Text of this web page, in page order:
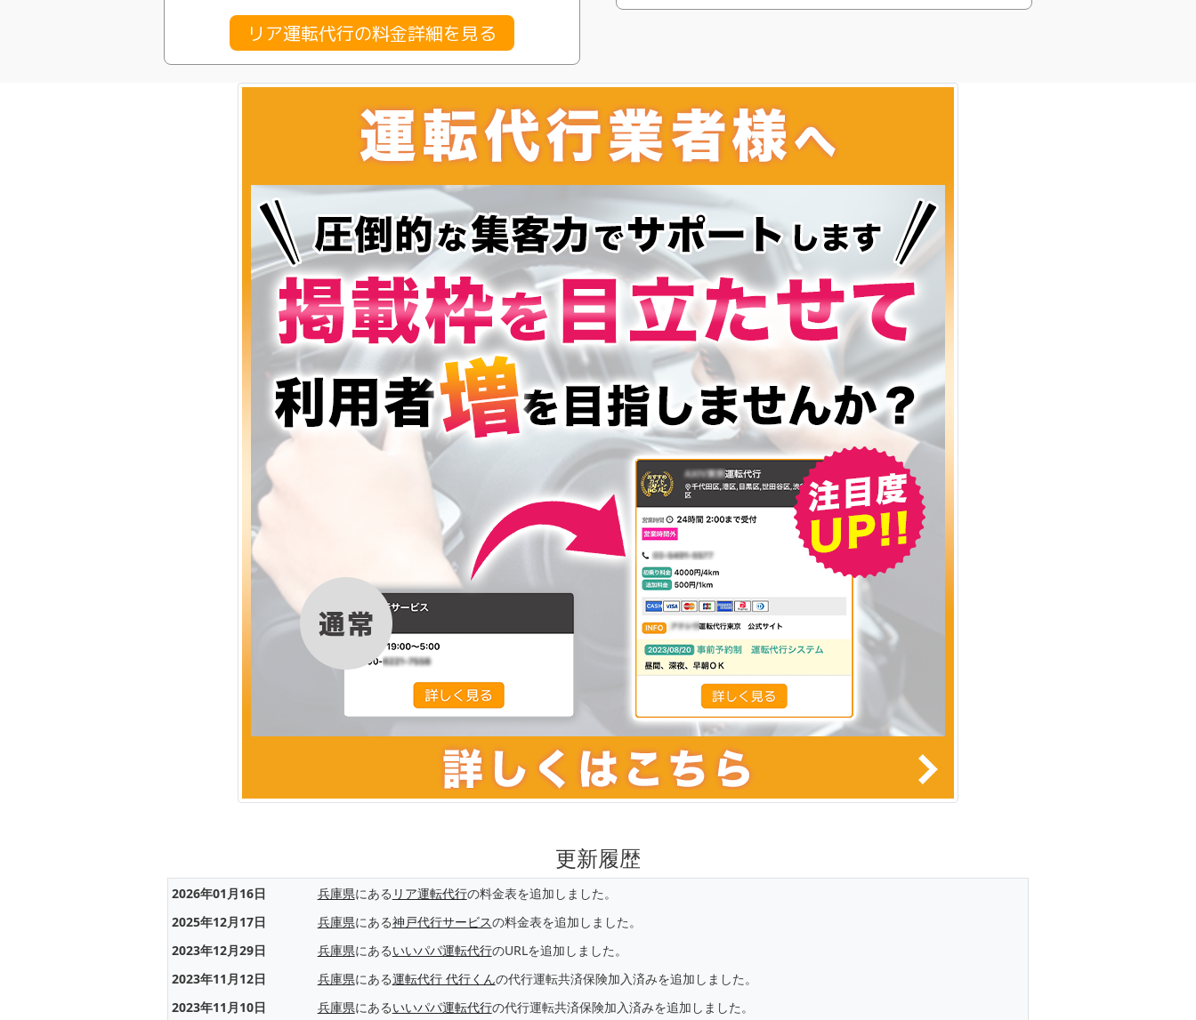
リア運転代行の料金詳細を見る
更新履歴
2026年01月16日 兵庫県にある リア運転代行の料金表を追加しました。
2025年12月17日
兵庫県にある神戸代行サービスの料金表を追加しました。
2023年12月29日
兵庫県にあるいいパパ運転代行のURLを追加しました。
2023年11月12日
兵庫県にある運転代行 代行くんの代行運転共済保険加入済みを追加しました。
2023年11月10日
兵庫県にあるいいパパ運転代行の代行運転共済保険加入済みを追加しました。